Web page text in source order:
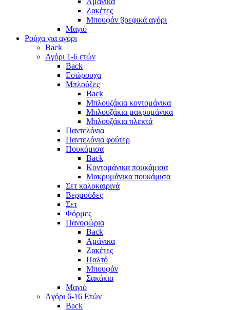
Ζακέτες
Μπουφάν βρεφικά αγόρι
Μαγιό
Ρούχα για αγόρι
Back
Αγόρι 1-6 ετών
Back
Εσώρουχα
Μπλούζες
Back
Μπλουζάκια κοντομάνικα
Μπλουζάκια μακρυμάνικα
Μπλουζάκια πλεκτά
Παντελόνια
Παντελόνια φούτερ
Πουκάμισα
Back
Κοντομάνικα πουκάμισα
Μακρυμάνικα πουκάμισα
Σετ καλοκαιρινά
Βερμούδες
Σετ
Φόρμες
Πανοφώρια
Back
Αμάνικα
Ζακέτες
Παλτό
Μπουφάν
Σακάκια
Μαγιό
Aγόρι 6-16 Ετών
Back